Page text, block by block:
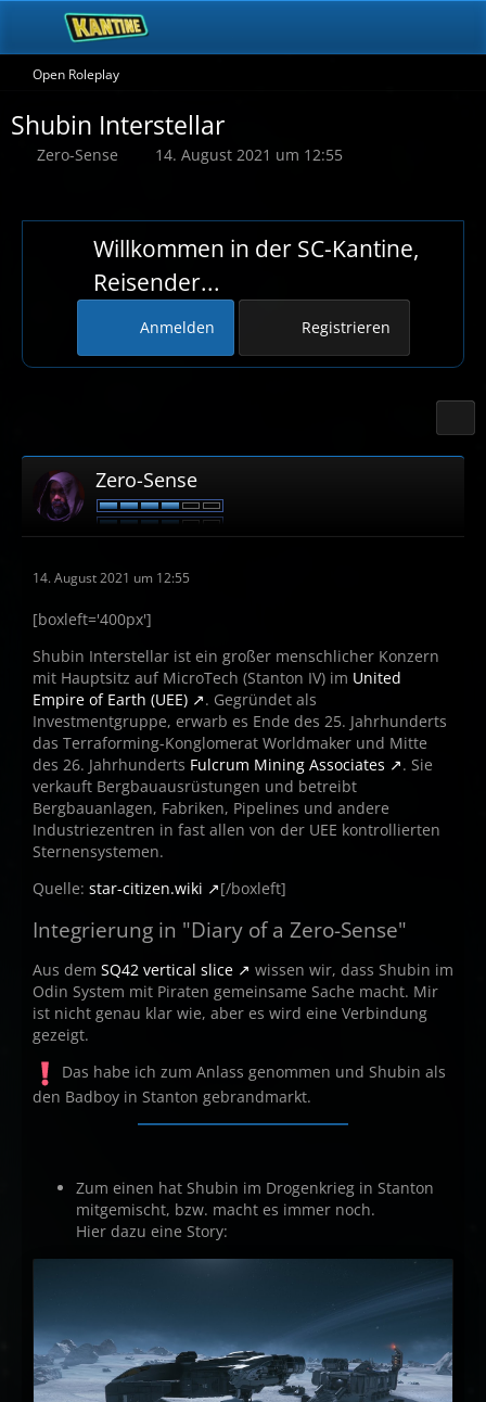
Open Roleplay
Shubin Interstellar
Zero-Sense 14. August 2021 um 12:55
Willkommen in der SC-Kantine,
Reisender...
Anmelden Registrieren
Zero-Sense
14. August 2021 um 12:55
[boxleft='400px']
Shubin Interstellar ist ein großer menschlicher Konzern
mit Hauptsitz auf MicroTech (Stanton IV) im United
Empire of Earth (UEE)
. Gegründet als
Investmentgruppe, erwarb es Ende des 25. Jahrhunderts
das Terraforming-Konglomerat Worldmaker und Mitte
des 26. Jahrhunderts Fulcrum Mining Associates
. Sie
verkauft Bergbauausrüstungen und betreibt
Bergbauanlagen, Fabriken, Pipelines und andere
Industriezentren in fast allen von der UEE kontrollierten
Sternensystemen.
Quelle: star-citizen.wiki [/boxleft]
Integrierung in "Diary of a Zero-Sense"
Aus dem SQ42 vertical slice
wissen wir, dass Shubin im
Odin System mit Piraten gemeinsame Sache macht. Mir
ist nicht genau klar wie, aber es wird eine Verbindung
gezeigt.
Das habe ich zum Anlass genommen und Shubin als
den Badboy in Stanton gebrandmarkt.
Zum einen hat Shubin im Drogenkrieg in Stanton
mitgemischt, bzw. macht es immer noch.
Hier dazu eine Story: